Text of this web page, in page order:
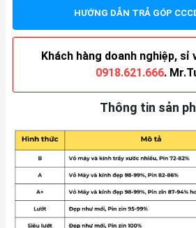
HƯỚNG DẪN TRẢ GÓP
Khách hàng doanh nghiệp, sỉ
0918.621.666.
Thông tin sản